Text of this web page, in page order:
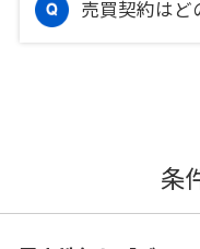
売買契約はど
条